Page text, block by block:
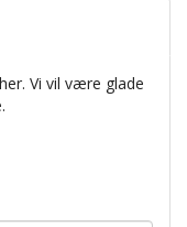
Vi vil være glade